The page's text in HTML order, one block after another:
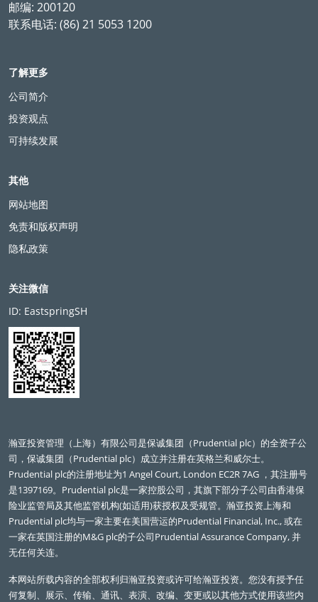
in insights
如何从ESG角度出发，投资中国科技企业？
2021年07月
in insights
多元资产
下的应对之道
2021年06月